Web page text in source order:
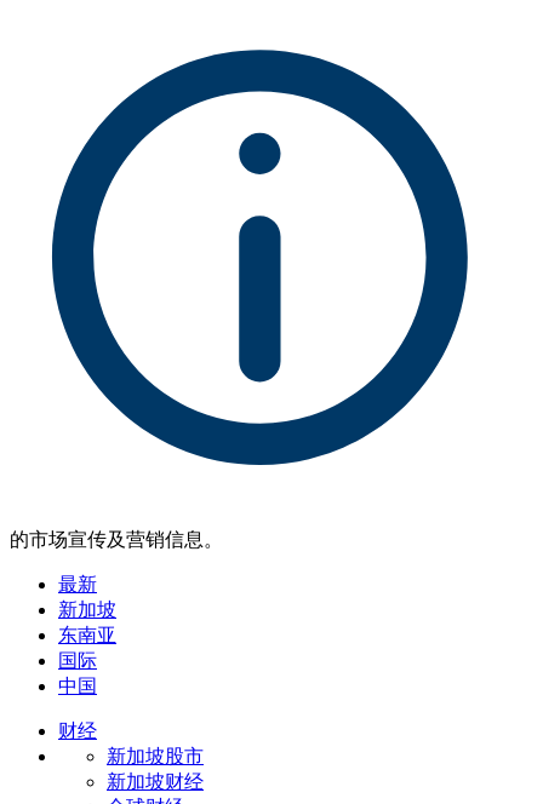
的市场宣传及营销信息。
最新
新加坡
东南亚
国际
中国
财经
新加坡股市
新加坡财经